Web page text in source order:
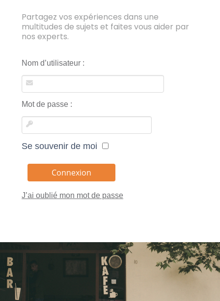
Partagez vos expériences dans une
multitudes de sujets et faites vous aider par
nos experts.
Nom d’utilisateur :
Mot de passe :
Se souvenir de moi
J’ai oublié mon mot de passe